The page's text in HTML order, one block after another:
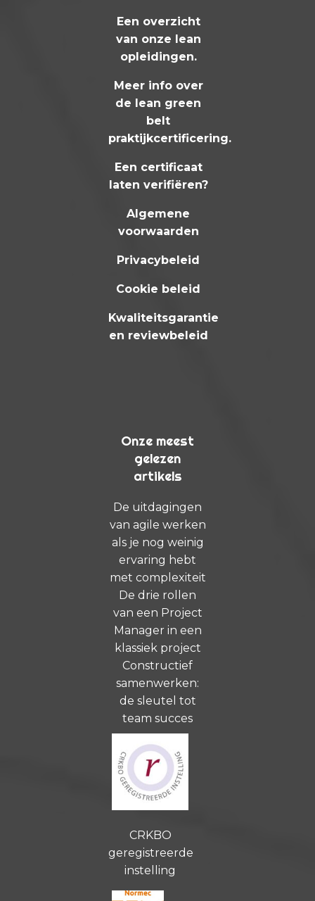
Een overzicht
van onze lean
opleidingen.
Meer info over
de lean green
belt
praktijkcertificering.
Een certificaat
laten verifiëren?
Algemene
voorwaarden
Privacybeleid
Cookie beleid
Kwaliteitsgarantie
en reviewbeleid
Onze meest
gelezen
artikels
De uitdagingen
van agile werken
als je nog weinig
ervaring hebt
met complexiteit
De drie rollen
van een Project
Manager in een
klassiek project
Constructief
samenwerken:
de sleutel tot
team succes
CRKBO
geregistreerde
instelling